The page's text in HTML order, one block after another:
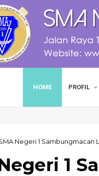
HOME PROFIL
Negeri 1
1